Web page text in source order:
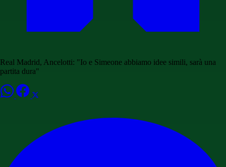
Real Madrid, Ancelotti: "Io e Simeone abbiamo idee simili, sarà una
partita dura"